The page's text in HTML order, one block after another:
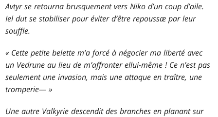
Avtyr se retourna brusquement vers Niko d’un coup d’aile.
Iel dut se stabiliser pour éviter d’être repoussæ par leur
souffle.
« Cette petite belette m’a forcé à négocier ma liberté avec
un Vedrune au lieu de m’affronter ellui-même ! Ce n’est pas
seulement une invasion, mais une attaque en traître, une
tromperie— »
Une autre Valkyrie descendit des branches en planant sur